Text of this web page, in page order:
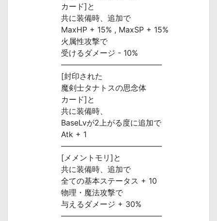
カード]と
共に装備時、追加で
MaxHP + 15% , MaxSP + 15%
火属性攻撃で
受けるダメージ - 10%
―――――――――――――
[封印された
魔剣士タナトスの思念体
カード]と
共に装備時、
BaseLvが2上がる度に追加で
Atk + 1
―――――――――――――
[メメントモリ]と
共に装備時、追加で
全ての基本ステータス + 10
物理・魔法攻撃で
与えるダメージ + 30%
―――――――――――――